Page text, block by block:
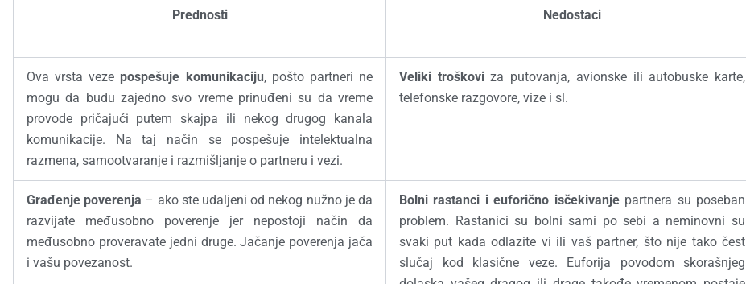
Prednosti Nedostaci
Ova vrsta veze pospešuje komunikaciju, pošto partneri ne
mogu da budu zajedno svo vreme prinuđeni su da vreme
provode pričajući putem skajpa ili nekog drugog kanala
komunikacije. Na taj način se pospešuje intelektualna
razmena, samootvaranje i razmišljanje o partneru i vezi.
Veliki troškoviza putovanja, avionske ili autobuske karte,
telefonske razgovore, vize i sl.
Građenje poverenja – ako ste udaljeni od nekog nužno je da
razvijate međusobno poverenje jer nepostoji način da
međusobno proveravate jedni druge. Jačanje poverenja jača
i vašu povezanost.
Bolni rastanci i euforično isčekivanjepartnera su poseban
problem. Rastanici su bolni sami po sebi a neminovni su
svaki put kada odlazite vi ili vaš partner, što nije tako čest
slučaj kod klasične veze. Euforija povodom skorašnjeg